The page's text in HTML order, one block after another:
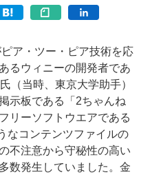
ア・ツー・ピア技術を応
るウィニーの開発者であ
（当時、東京大学助手）
示板である「2ちゃんね
リーソフトウエアである
なコンテンツファイルの
不注意から守秘性の高い
数発生していました。金